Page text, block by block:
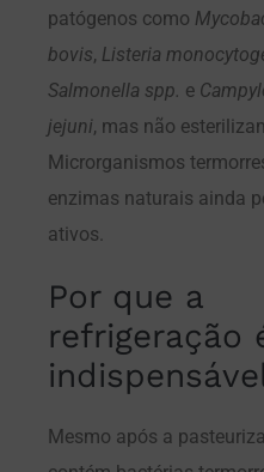
patógenos como
bovis, Listeria
Salmonella spp. e
jejuni, mas não
Microrganismos
enzimas naturais ainda
ativos.
Por que a
refrigeração
Mesmo após a